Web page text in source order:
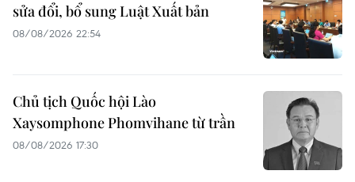
sửa đổi, bổ sung Luật Xuất bản
08/08/2026 22:54
Chủ tịch Quốc hội Lào
Xaysomphone Phomvihane từ trần
08/08/2026 17:30